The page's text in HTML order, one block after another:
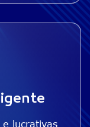
e lucrativas